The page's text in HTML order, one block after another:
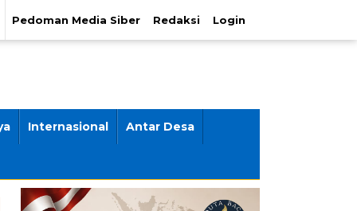
Pedoman Media Siber Redaksi Login
Internasional Antar Desa